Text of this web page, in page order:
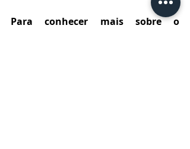
Para conhecer mais sobre o